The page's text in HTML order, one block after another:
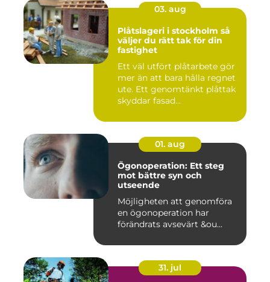
03. aug
Plåtslageri i stockholm så
väljer du rätt tak för din
fastighet
Ett väl utfört plåtarbete gör
mer än att bara hålla regnet
ute. Ett genomtänkt plåttak
skyddar fasad...
01. aug
Ögonoperation: Ett steg
mot bättre syn och
utseende
Möjligheten att genomföra
en ögonoperation har
förändrats avsevärt &ou...
31. jul